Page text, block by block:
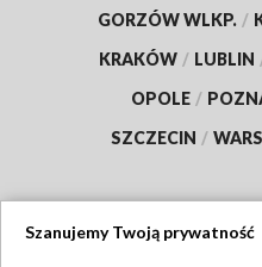
GORZÓW WLKP. /
KRAKÓW / LUBLIN
OPOLE /
SZCZECIN /
Szanujemy Twoją prywatność